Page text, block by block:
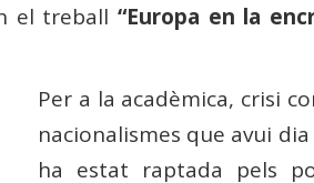
el treball“Europa en la
Per a la acadèmica, crisi
nacionalismes que avui
ha estat raptada pels